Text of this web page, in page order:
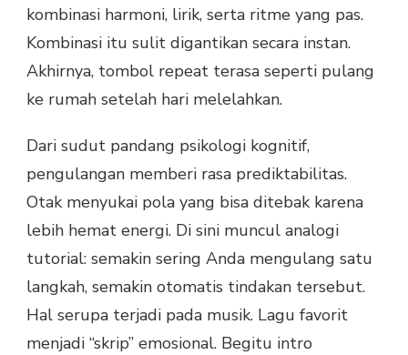
kombinasi harmoni, lirik, serta ritme yang pas.
Kombinasi itu sulit digantikan secara instan.
Akhirnya, tombol repeat terasa seperti pulang
ke rumah setelah hari melelahkan.
Dari sudut pandang psikologi kognitif,
pengulangan memberi rasa prediktabilitas.
Otak menyukai pola yang bisa ditebak karena
lebih hemat energi. Di sini muncul analogi
tutorial: semakin sering Anda mengulang satu
langkah, semakin otomatis tindakan tersebut.
Hal serupa terjadi pada musik. Lagu favorit
menjadi “skrip” emosional. Begitu intro